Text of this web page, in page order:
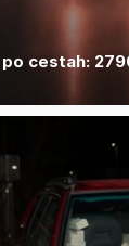
cestah: